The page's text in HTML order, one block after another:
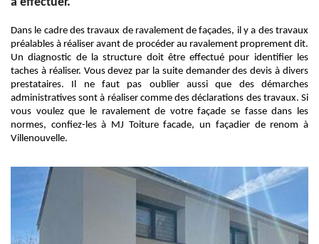
Dans le cadre des travaux de ravalement de façades, il y a des travaux
préalables à réaliser avant de procéder au ravalement proprement dit.
Un diagnostic de la structure doit être effectué pour identifier les
taches à réaliser. Vous devez par la suite demander des devis à divers
prestataires. Il ne faut pas oublier aussi que des démarches
administratives sont à réaliser comme des déclarations des travaux. Si
vous voulez que le ravalement de votre façade se fasse dans les
normes, confiez-les à MJ Toiture facade, un façadier de renom à
Villenouvelle.